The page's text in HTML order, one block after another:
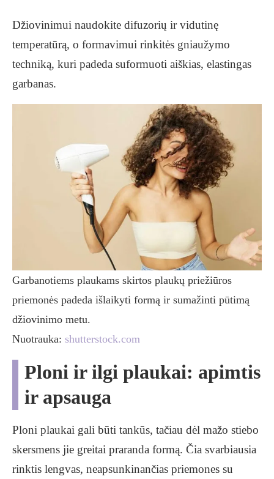
Džiovinimui naudokite difuzorių ir vidutinę
temperatūrą, o formavimui rinkitės gniaužymo
techniką, kuri padeda suformuoti aiškias, elastingas
garbanas.
Garbanotiems plaukams skirtos plaukų priežiūros
priemonės padeda išlaikyti formą ir sumažinti pūtimą
džiovinimo metu.
Nuotrauka: shutterstock.com
Ploni ir ilgi plaukai: apimtis
ir apsauga
Ploni plaukai gali būti tankūs, tačiau dėl mažo stiebo
skersmens jie greitai praranda formą. Čia svarbiausia
rinktis lengvas, neapsunkinančias priemones su